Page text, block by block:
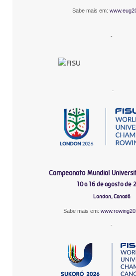
Sabe mais em:
-
-
Campeonato Mundial
10 a 16 de agosto de
London, Canadá
Sabe mais em:
-